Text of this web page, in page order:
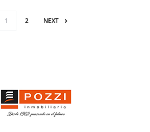
Paginación de
1 2 NEXT